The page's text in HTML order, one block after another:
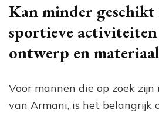
Kan minder
sportieve activiteiten
ontwerp en
Voor mannen die op zoek
van Armani, is het belangrijk